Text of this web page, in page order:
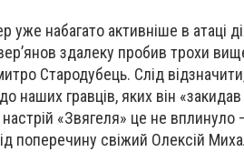
уже набагато активніше в атаці
здалеку пробив трохи
Стародубець. Слід
наших гравців, яких він
«Звягеля» це не вплинуло
поперечину свіжий Олексій